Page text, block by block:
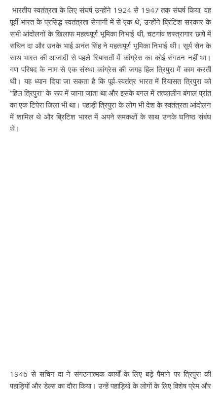
भारतीय स्वतंत्रता के लिए संघर्ष उन्होंने 1924 से 1947 तक संघर्ष किया. वह
पूर्वी भारत के प्रसिद्ध स्वतंत्रता सेनानी में से एक थे, उन्होंने ब्रिटिश सरकार के
सभी आंदोलनों के खिलाफ महत्वपूर्ण भूमिका निभाई थी, चटगांव शस्त्रागार छापे में
सचिन दा और उनके भाई अनंत सिंह ने महत्वपूर्ण भूमिका निभाई थी। सूर्य सेन के
साथ भारत की आजादी से पहले रियासतों में कांग्रेस का कोई संगठन नहीं था।
गण परिषद के नाम से एक संस्था कांग्रेस की जगह हिल त्रिपुरा में काम करती
थी। यह ध्यान दिया जा सकता है कि पूर्व-स्वतंत्र भारत में रियासत त्रिपुरा को
“हिल त्रिपुरा” के रूप में जाना जाता था और इसके बगल में तत्कालीन बंगाल प्रांत
का एक टिपेरा जिला भी था। पहाड़ी त्रिपुरा के लोग भी देश के स्वतंत्रता आंदोलन
में शामिल थे और ब्रिटिश भारत में अपने समकक्षों के साथ उनके घनिष्ठ संबंध
थे।
1946 से सचिन-दा ने संगठनात्मक कार्यों के लिए बड़े पैमाने पर त्रिपुरा की
पहाड़ियों और डेल्स का दौरा किया। उन्हें पहाड़ियों के लोगों के लिए विशेष प्रेम और